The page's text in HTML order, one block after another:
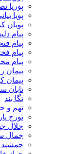
پوریا
پویا
پویان
پیام
پیام
پیام
پیام
پیمان
پیمان
تابان
تگا بند
تهم و
تورج
جلال
جمال
جمشید